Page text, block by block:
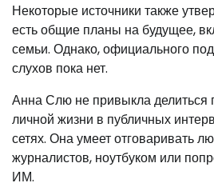
Некоторые источники также
есть общие планы на будущее,
семьи. Однако, официального
слухов пока нет.
Анна Слю не привыкла делиться
личной жизни в публичных
сетях. Она умеет отговаривать
журналистов, ноутбуком или
ИМ.